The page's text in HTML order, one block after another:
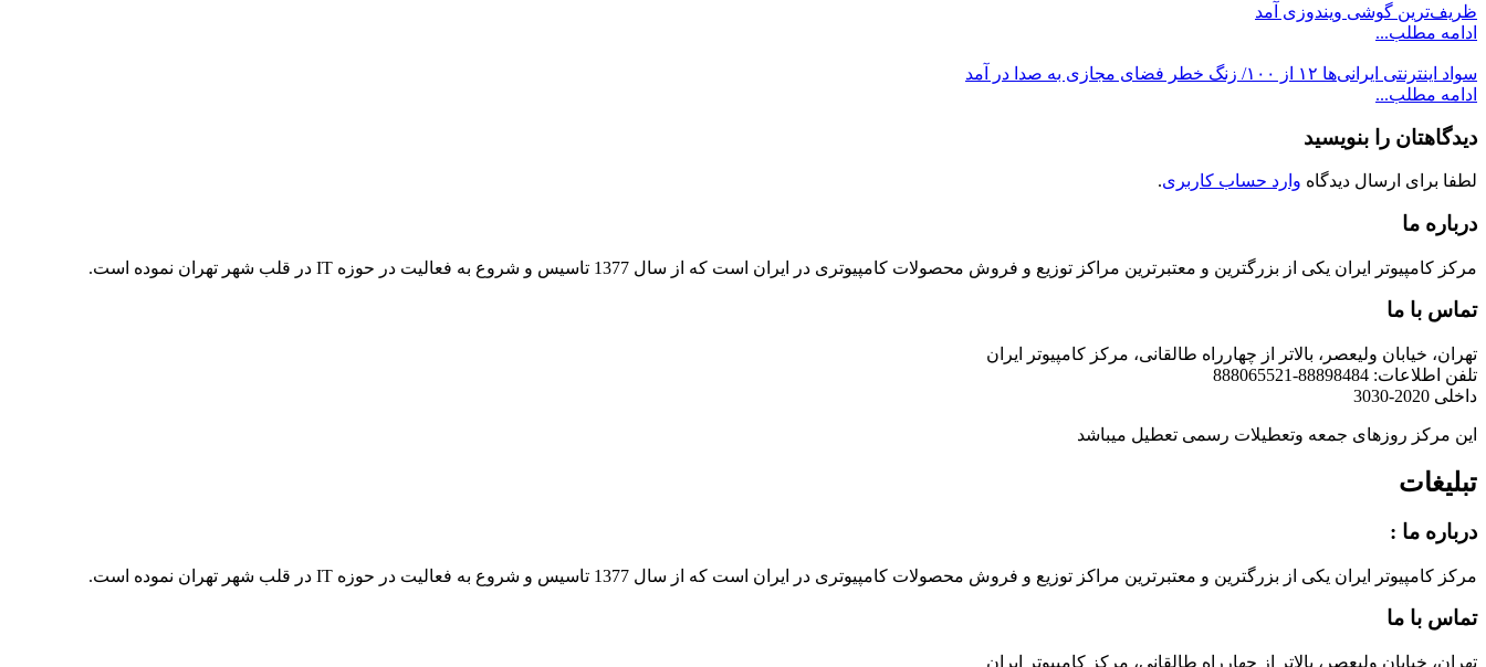
ظریف‌ترین گوشی ویندوزی آمد
ادامه مطلب...
سواد اینترنتی ایرانی‌ها ۱۲ از ۱۰۰/ زنگ خطر فضای مجازی به صدا در آمد
ادامه مطلب...
دیدگاهتان را بنویسید
لطفا برای ارسال دیدگاه وارد حساب کاربری.
درباره ما
مرکز کامپیوتر ایران یکی از بزرگترین و معتبرترین مراکز توزیع و فروش محصولات کامپیوتری در ایران است که از سال 1377 تاسیس و شروع به فعالیت در حوزه IT در قلب شهر تهران نموده است.
تماس با ما
تهران، خیابان ولیعصر، بالاتر از چهارراه طالقانی، مرکز کامپیوتر ایران
تلفن اطلاعات: 88898484-888065521
داخلی 2020-3030
این مرکز روزهای جمعه وتعطیلات رسمی تعطیل میباشد
تبلیغات
درباره ما :
مرکز کامپیوتر ایران یکی از بزرگترین و معتبرترین مراکز توزیع و فروش محصولات کامپیوتری در ایران است که از سال 1377 تاسیس و شروع به فعالیت در حوزه IT در قلب شهر تهران نموده است.
تماس با ما
تهران، خیابان ولیعصر، بالاتر از چهارراه طالقانی، مرکز کامپیوتر ایران